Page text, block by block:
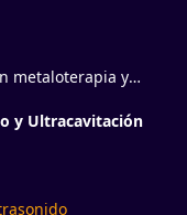
metaloterapia y
y Ultracavitación